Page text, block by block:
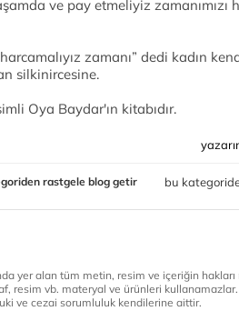
ve pay etmeliyiz zamanımızı
zamanı” dedi kadın
silkinircesine.
Oya Baydar'ın kitabıdır.
bu
rastgele blog getir
yer alan tüm metin, resim ve içeriğin
resim vb. materyal ve ürünleri
ve cezai sorumluluk kendilerine aittir.